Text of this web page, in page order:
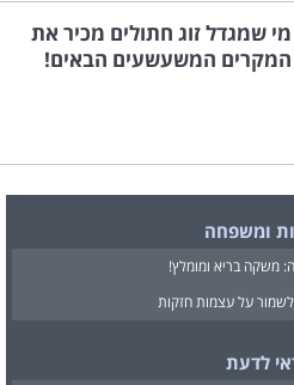
שמגדל זוג חתולים מכיר את
ומשפחה
משקה בריא ומומלץ!
לשמור על עצמות חזקות
לדעת